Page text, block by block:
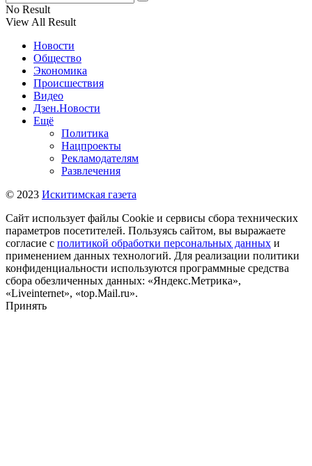
No Result
View All Result
Новости
Общество
Экономика
Происшествия
Видео
Дзен.Новости
Ещё
Политика
Нацпроекты
Рекламодателям
Развлечения
© 2023 Искитимская газета
Сайт использует файлы Cookie и сервисы сбора технических
параметров посетителей. Пользуясь сайтом, вы выражаете
согласие с политикой обработки персональных данных и
применением данных технологий. Для реализации политики
конфиденциальности используются программные средства
сбора обезличенных данных: «Яндекс.Метрика»,
«Liveinternet», «top.Mail.ru».
Принять